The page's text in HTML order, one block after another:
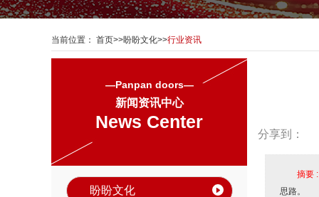
当前位置： 首页>>盼盼文化>>行业资讯
—Panpan doors—
新闻资讯中心
News Center
盼盼文化
分享到：
摘要 :
思路。